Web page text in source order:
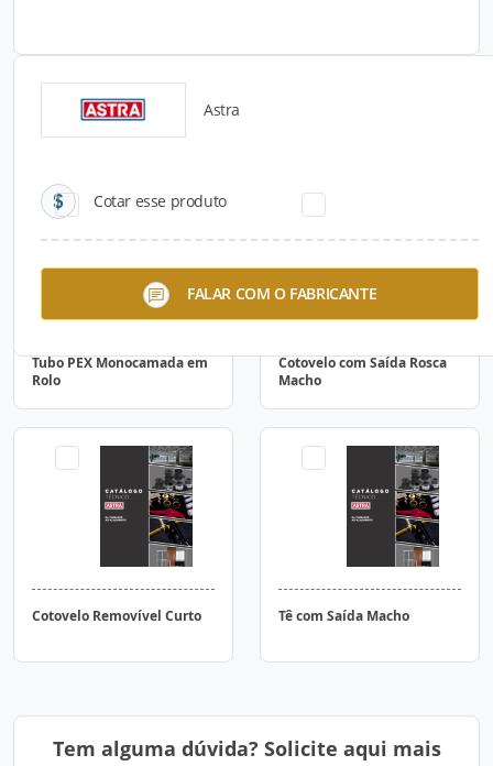
Astra
Cotar esse produto
FALAR COM O FABRICANTE
Catálogos para Download
Tubo PEX Monocamada em
Rolo
Cotovelo com Saída Rosca
Macho
Cotovelo Removível Curto Tê com Saída Macho
Tem alguma dúvida? Solicite aqui mais